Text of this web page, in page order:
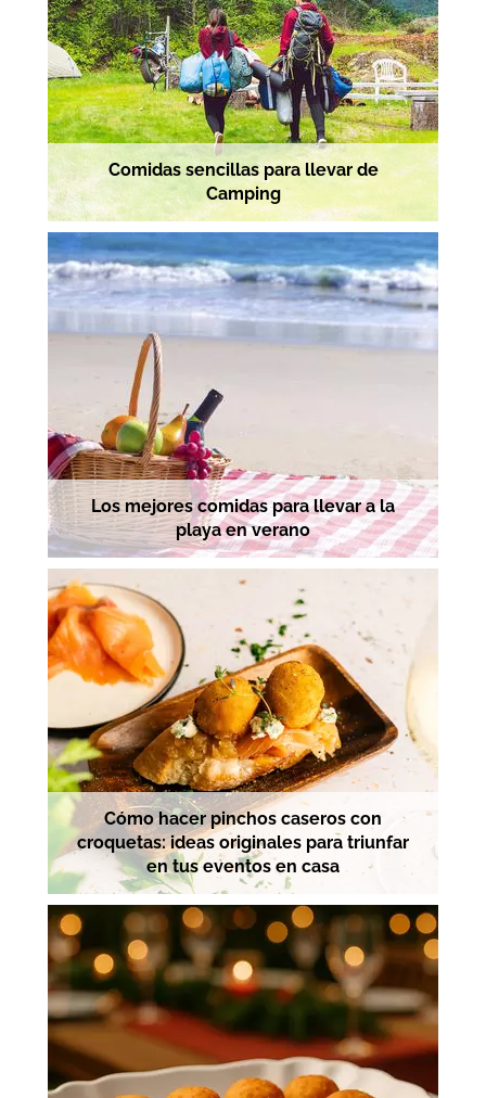
Comidas sencillas para llevar de
Camping
Los mejores comidas para llevar a la
playa en verano
Cómo hacer pinchos caseros con
croquetas: ideas originales para triunfar
en tus eventos en casa